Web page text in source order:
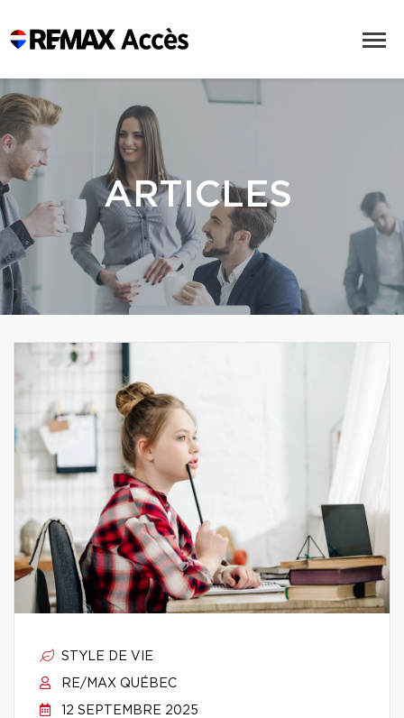
ARTICLES
STYLE DE VIE
RE/MAX QUÉBEC
12 SEPTEMBRE 2025